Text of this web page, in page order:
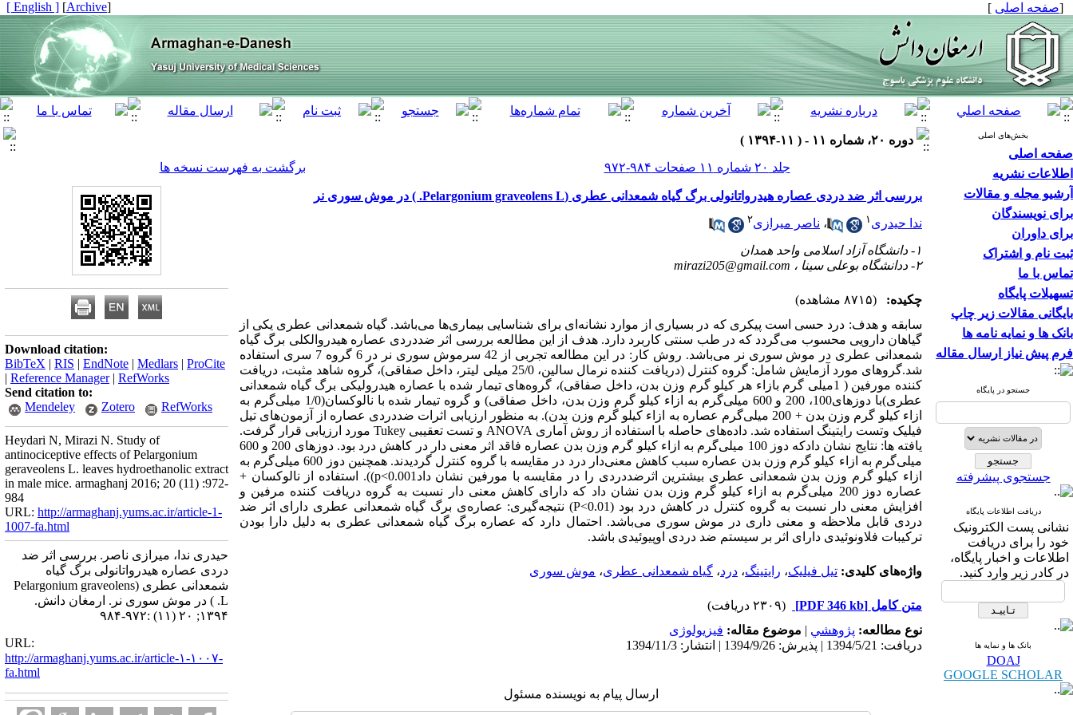
[صفحه اصلی ]
[
Archive
]
[ English ]
بخش‌های اصلی
صفحه اصلی
اطلاعات نشریه
آرشیو مجله و مقالات
برای نویسندگان
برای داوران
ثبت نام و اشتراک
تماس با ما
تسهیلات پایگاه
بایگانی مقالات زیر چاپ
بانک ها و نمایه نامه ها
فرم پیش نیاز ارسال مقاله
جستجو در پایگاه
جستجوی پیشرفته
دریافت اطلاعات پایگاه
نشانی پست الکترونیک
خود را برای دریافت
اطلاعات و اخبار پایگاه،
در کادر زیر وارد کنید.
بانک ها و نمایه ها
DOAJ
GOOGLE SCHOLAR
دوره ۲۰، شماره ۱۱ - ( ۱۱-۱۳۹۴ )
جلد ۲۰ شماره ۱۱ صفحات ۹۸۴-۹۷۲
برگشت به فهرست نسخه ها
بررسی اثر ضد دردی عصاره هیدرواتانولی برگ گیاه شمعدانی عطری (Pelargonium graveolens L. ) در موش سوری نر
ندا حیدری ۱ ، ناصر میرازی۲
۱- دانشگاه آزاد اسلامی واحد همدان
۲- ددانشگاه بوعلی سینا ،
mirazi205@gmail.com
چکیده:
(۸۷۱۵ مشاهده)
سابقه و هدف: درد حسی است پیکری که در بسیاری از موارد نشانه‌ای برای شناسایی بیماری‌ها می‌باشد. گیاه شمعدانی عطری یکی از
گیاهان دارویی محسوب می‌گردد که در طب سنتی کاربرد دارد. هدف از این مطالعه بررسی اثر ضد‌دردی عصاره هیدروالکلی برگ گیاه
شمعدانی عطری در موش سوری نر می‌باشد. روش کار: در این مطالعه تجربی از 42 سرموش سوری نر در 6 گروه 7 سری استفاده
شد.گرو‌های مورد آزمایش شامل: گروه کنترل (دریافت کننده نرمال سالین، 25/0 میلی لیتر، داخل صفاقی)، گروه شاهد مثبت، دریافت
کننده مورفین ( 1میلی گرم بازاء هر کیلو گرم وزن بدن، داخل صفاقی)، گروه‌های تیمار شده با عصاره هیدرولیکی برگ گیاه شمعدانی
عطری)با دوز‌های100، 200 و 600 میلی‌گرم به ازاء کیلو گرم وزن بدن، داخل صفاقی) و گروه تیمار شده با نالوکسان(1/0 میلی‌گرم به
ازاء کیلو گرم وزن بدن + 200 میلی‌گرم عصاره به ازاء کیلو گرم وزن بدن). به منظور ارزیابی اثرات ضددردی عصاره از آزمون‌های تیل
فیلیک وتست رایتینگ استفاده شد. داده‌های حاصله با استفاده از روش آماری ANOVA و تست تعقیبی Tukey مورد ارزیابی قرار گرفت.
یافته ها: نتایج نشان دادکه دوز 100 میلی‌گرم به ازاء کیلو گرم وزن بدن عصاره فاقد اثر معنی دار در کاهش درد بود. دوزهای 200 و 600
میلی‌گرم به ازاء کیلو گرم وزن بدن عصاره سبب کاهش معنی‌دار درد در مقایسه با گروه کنترل گردیدند. همچنین دوز 600 میلی‌گرم به
ازاء کیلو گرم وزن بدن شمعدانی عطری بیشترین اثرضددردی را در مقایسه با مورفین نشان دادp<0.001)). استفاده از نالوکسان +
عصاره دوز 200 میلی‌گرم به ازاء کیلو گرم وزن بدن نشان داد که دارای کاهش معنی دار نسبت به گروه دریافت کننده مرفین و
افزایش معنی دار نسبت به گروه کنترل در کاهش درد بود (P<0.01) نتیجه‌گیری: عصاره‌ی برگ گیاه شمعدانی عطری دارای اثر ضد
دردی قابل ملاحظه و معنی داری در موش سوری می‌باشد. احتمال دارد که عصاره برگ گیاه شمعدانی عطری به دلیل دارا بودن
ترکیبات فلاونوئیدی دارای اثر بر سیستم ضد دردی اوپیوئیدی باشد.
واژه‌های کلیدی: تیل فیلیک، رایتینگ، درد، گیاه شمعدانی عطری، موش سوری
متن کامل [PDF 346 kb]
(۲۳۰۹ دریافت)
نوع مطالعه: پژوهشي | موضوع مقاله: فیزیولوژی
دریافت: 1394/5/21 | پذیرش: 1394/9/26 | انتشار: 1394/11/3
ارسال پیام به نویسنده مسئول
Download citation:
BibTeX | RIS | EndNote | Medlars | ProCite
| Reference Manager| RefWorks
Send citation to:
Mendeley
Zotero RefWorks
Heydari N, Mirazi N. Study of
antinociceptive effects of Pelargonium
geraveolens L. leaves hydroethanolic extract
in male mice. armaghanj 2016; 20 (11) :972-
984
URL: http://armaghanj.yums.ac.ir/article-1-
1007-fa.html
حیدری ندا، میرازی ناصر. بررسی اثر ضد
دردی عصاره هیدرواتانولی برگ گیاه
شمعدانی عطری (Pelargonium graveolens
L. ) در موش سوری نر. ارمغان دانش.
۱۳۹۴; ۲۰ (۱۱) :۹۷۲-۹۸۴
URL:
http://armaghanj.yums.ac.ir/article-۱-۱۰۰۷-
fa.html